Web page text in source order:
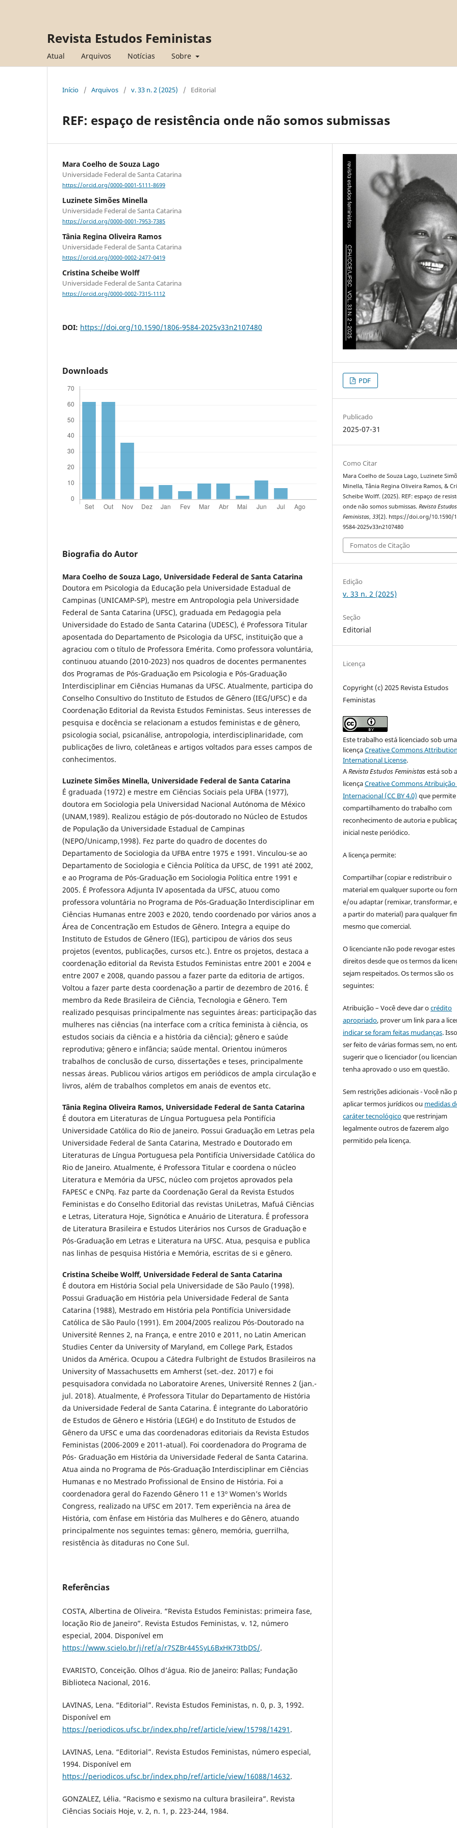
Revista Estudos Feministas
Atual Arquivos Notícias Sobre
Início / Arquivos / v. 33 n. 2 (2025) / Editorial
REF: espaço de resistência onde não somos submissas
Mara Coelho de Souza Lago
Universidade Federal de Santa Catarina
https://orcid.org/0000-0001-5111-8699
Luzinete Simões Minella
Universidade Federal de Santa Catarina
https://orcid.org/0000-0001-7953-7385
Tânia Regina Oliveira Ramos
Universidade Federal de Santa Catarina
https://orcid.org/0000-0002-2477-0419
Cristina Scheibe Wolff
Universidade Federal de Santa Catarina
https://orcid.org/0000-0002-7315-1112
DOI: https://doi.org/10.1590/1806-9584-2025v33n2107480
Downloads
Biografia do Autor
Mara Coelho de Souza Lago, Universidade Federal de Santa Catarina
Doutora em Psicologia da Educação pela Universidade Estadual de
Campinas (UNICAMP-SP), mestre em Antropologia pela Universidade
Federal de Santa Catarina (UFSC), graduada em Pedagogia pela
Universidade do Estado de Santa Catarina (UDESC), é Professora Titular
aposentada do Departamento de Psicologia da UFSC, instituição que a
agraciou com o título de Professora Emérita. Como professora voluntária,
continuou atuando (2010-2023) nos quadros de docentes permanentes
dos Programas de Pós-Graduação em Psicologia e Pós-Graduação
Interdisciplinar em Ciências Humanas da UFSC. Atualmente, participa do
Conselho Consultivo do Instituto de Estudos de Gênero (IEG/UFSC) e da
Coordenação Editorial da Revista Estudos Feministas. Seus interesses de
pesquisa e docência se relacionam a estudos feministas e de gênero,
psicologia social, psicanálise, antropologia, interdisciplinaridade, com
publicações de livro, coletâneas e artigos voltados para esses campos de
conhecimentos.
Luzinete Simões Minella, Universidade Federal de Santa Catarina
É graduada (1972) e mestre em Ciências Sociais pela UFBA (1977),
doutora em Sociologia pela Universidad Nacional Autónoma de México
(UNAM,1989). Realizou estágio de pós-doutorado no Núcleo de Estudos
de População da Universidade Estadual de Campinas
(NEPO/Unicamp,1998). Fez parte do quadro de docentes do
Departamento de Sociologia da UFBA entre 1975 e 1991. Vinculou-se ao
Departamento de Sociologia e Ciência Política da UFSC, de 1991 até 2002,
e ao Programa de Pós-Graduação em Sociologia Política entre 1991 e
2005. É Professora Adjunta IV aposentada da UFSC, atuou como
professora voluntária no Programa de Pós-Graduação Interdisciplinar em
Ciências Humanas entre 2003 e 2020, tendo coordenado por vários anos a
Área de Concentração em Estudos de Gênero. Integra a equipe do
Instituto de Estudos de Gênero (IEG), participou de vários dos seus
projetos (eventos, publicações, cursos etc.). Entre os projetos, destaca a
coordenação editorial da Revista Estudos Feministas entre 2001 e 2004 e
entre 2007 e 2008, quando passou a fazer parte da editoria de artigos.
Voltou a fazer parte desta coordenação a partir de dezembro de 2016. É
membro da Rede Brasileira de Ciência, Tecnologia e Gênero. Tem
realizado pesquisas principalmente nas seguintes áreas: participação das
mulheres nas ciências (na interface com a crítica feminista à ciência, os
estudos sociais da ciência e a história da ciência); gênero e saúde
reprodutiva; gênero e infância; saúde mental. Orientou inúmeros
trabalhos de conclusão de curso, dissertações e teses, principalmente
nessas áreas. Publicou vários artigos em periódicos de ampla circulação e
livros, além de trabalhos completos em anais de eventos etc.
Tânia Regina Oliveira Ramos, Universidade Federal de Santa Catarina
É doutora em Literaturas de Língua Portuguesa pela Pontifícia
Universidade Católica do Rio de Janeiro. Possui Graduação em Letras pela
Universidade Federal de Santa Catarina, Mestrado e Doutorado em
Literaturas de Língua Portuguesa pela Pontifícia Universidade Católica do
Rio de Janeiro. Atualmente, é Professora Titular e coordena o núcleo
Literatura e Memória da UFSC, núcleo com projetos aprovados pela
FAPESC e CNPq. Faz parte da Coordenação Geral da Revista Estudos
Feministas e do Conselho Editorial das revistas UniLetras, Mafuá Ciências
e Letras, Literatura Hoje, Signótica e Anuário de Literatura. É professora
de Literatura Brasileira e Estudos Literários nos Cursos de Graduação e
Pós-Graduação em Letras e Literatura na UFSC. Atua, pesquisa e publica
nas linhas de pesquisa História e Memória, escritas de si e gênero.
Cristina Scheibe Wolff, Universidade Federal de Santa Catarina
É doutora em História Social pela Universidade de São Paulo (1998).
Possui Graduação em História pela Universidade Federal de Santa
Catarina (1988), Mestrado em História pela Pontifícia Universidade
Católica de São Paulo (1991). Em 2004/2005 realizou Pós-Doutorado na
Université Rennes 2, na França, e entre 2010 e 2011, no Latin American
Studies Center da University of Maryland, em College Park, Estados
Unidos da América. Ocupou a Cátedra Fulbright de Estudos Brasileiros na
University of Massachusetts em Amherst (set.-dez. 2017) e foi
pesquisadora convidada no Laboratoire Arenes, Université Rennes 2 (jan.-
jul. 2018). Atualmente, é Professora Titular do Departamento de História
da Universidade Federal de Santa Catarina. É integrante do Laboratório
de Estudos de Gênero e História (LEGH) e do Instituto de Estudos de
Gênero da UFSC e uma das coordenadoras editoriais da Revista Estudos
Feministas (2006-2009 e 2011-atual). Foi coordenadora do Programa de
Pós- Graduação em História da Universidade Federal de Santa Catarina.
Atua ainda no Programa de Pós-Graduação Interdisciplinar em Ciências
Humanas e no Mestrado Profissional de Ensino de História. Foi a
coordenadora geral do Fazendo Gênero 11 e 13º Women’s Worlds
Congress, realizado na UFSC em 2017. Tem experiência na área de
História, com ênfase em História das Mulheres e do Gênero, atuando
principalmente nos seguintes temas: gênero, memória, guerrilha,
resistência às ditaduras no Cone Sul.
Referências
COSTA, Albertina de Oliveira. “Revista Estudos Feministas: primeira fase,
locação Rio de Janeiro”. Revista Estudos Feministas, v. 12, número
especial, 2004. Disponível em
https://www.scielo.br/j/ref/a/r7SZBr445SyL6BxHK73tbDS/.
EVARISTO, Conceição. Olhos d’água. Rio de Janeiro: Pallas; Fundação
Biblioteca Nacional, 2016.
LAVINAS, Lena. “Editorial”. Revista Estudos Feministas, n. 0, p. 3, 1992.
Disponível em
https://periodicos.ufsc.br/index.php/ref/article/view/15798/14291 .
LAVINAS, Lena. “Editorial”. Revista Estudos Feministas, número especial,
1994. Disponível em
https://periodicos.ufsc.br/index.php/ref/article/view/16088/14632.
GONZALEZ, Lélia. “Racismo e sexismo na cultura brasileira”. Revista
Ciências Sociais Hoje, v. 2, n. 1, p. 223-244, 1984.
PDF
Publicado
2025-07-31
Como Citar
Mara Coelho de Souza Lago, Luzinete
Minella, Tânia Regina Oliveira Ramos, &
Scheibe Wolff. (2025). REF: espaço de
onde não somos submissas.Revista Estudos
Feministas,33(2). https://doi.org/10.1590/
9584-2025v33n2107480
Fomatos de Citação
Edição
v. 33 n. 2 (2025)
Seção
Editorial
Licença
Copyright (c) 2025 Revista Estudos
Feministas
Este trabalho está licenciado sob uma
licençaCreative Commons
International License.
ARevista Estudos Feministasestá sob a
licençaCreative Commons Atribuição
Internacional (CC BY 4.0) que
compartilhamento do trabalho com
reconhecimento de autoria e
inicial neste periódico.
A licença permite:
Compartilhar (copiar e redistribuir o
material em qualquer suporte ou
e/ou adaptar (remixar, transformar,
a partir do material) para qualquer
mesmo que comercial.
O licenciante não pode revogar estes
direitos desde que os termos da
sejam respeitados. Os termos são os
seguintes:
Atribuição – Você deve dar ocrédito
apropriado, prover um link para a
indicar se foram feitas mudanças.
ser feito de várias formas sem, no
sugerir que o licenciador (ou
tenha aprovado o uso em questão.
Sem restrições adicionais - Você não
aplicar termos jurídicos ou medidas
caráter tecnológicoque restrinjam
legalmente outros de fazerem algo
permitido pela licença.